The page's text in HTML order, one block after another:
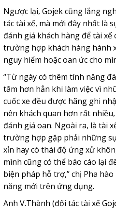
Ngược lại, Gojek cũng lắng
tác tài xế, mà mới đây nhất là
đánh giá khách hàng để tài
trường hợp khách hàng hành
nguy hiểm hoặc oan ức cho
“Từ ngày có thêm tính năng
tâm hơn hẳn khi làm việc vì
cuốc xe đều được hãng ghi
nên khách quan hơn rất
đánh giá oan. Ngoài ra, là tài
trường hợp gặp phải những
xỉn hay có thái độ ứng xử
mình cũng có thể báo cáo lại
biện pháp hỗ trợ,” chị Pha
năng mới trên ứng dụng.
Anh V.Thành (đối tác tài xế